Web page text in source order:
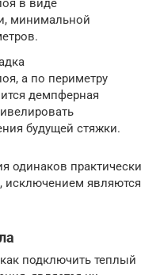
в виде
минимальной
а по периметру
демпферная
будущей стяжки.
одинаков практически
исключением являются
подключить теплый